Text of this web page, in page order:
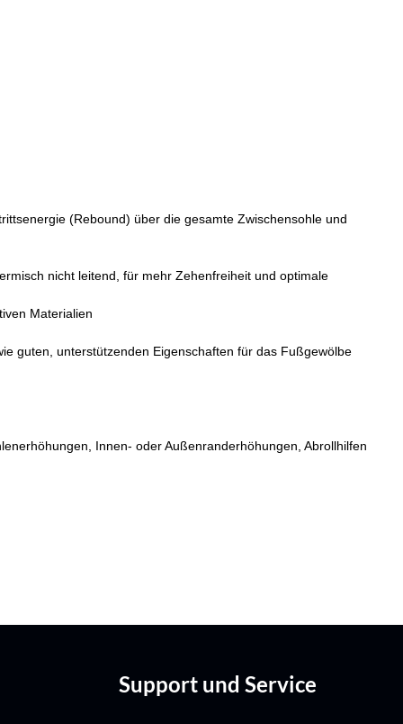
(Rebound) über die gesamte Zwischensohle und
nicht leitend, für mehr Zehenfreiheit und optimale
Materialien
guten, unterstützenden Eigenschaften für das Fußgewölbe
Innen- oder Außenranderhöhungen, Abrollhilfen
Support und Service